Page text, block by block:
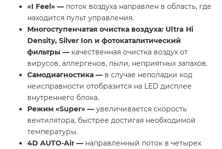
«I Feel» — поток воздуха направлен в область, где
находится пульт управления.
Многоступенчатая очистка воздуха: Ultra Hi
Density, Silver Ion и фотокаталитический
фильтры — качественная очистка воздух от
вирусов, аллергенов, пыли, неприятных запахов.
Самодиагностика — в случае неполадки код
неисправности отобразится на LED дисплее
внутреннего блока.
Режим «Super» — увеличивается скорость
вентилятора, быстрее достигая необходимой
температуры.
4D AUTO-Air — направленный поток в четырех